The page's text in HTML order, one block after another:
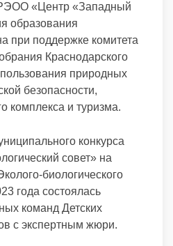
«Центр «Западный
образования
при поддержке комитета
Краснодарского
природных
безопасности,
комплекса и туризма.
конкурса
совет» на
биологического
года состоялась
команд Детских
с экспертным жюри.